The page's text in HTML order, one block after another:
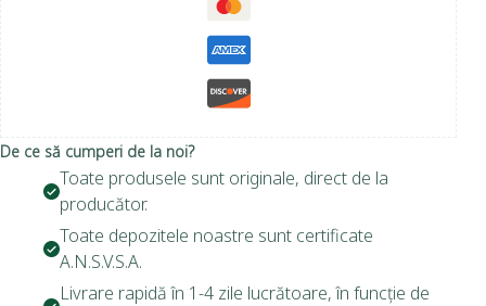
De ce să cumperi de la noi?
Toate produsele sunt originale, direct de la
producător.
Toate depozitele noastre sunt certificate
A.N.S.V.S.A.
Livrare rapidă în 1-4 zile lucrătoare, în funcție de